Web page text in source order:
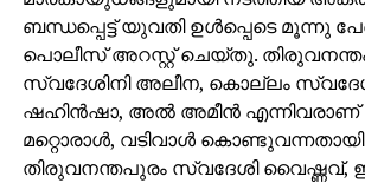
വിദേശകാര്യമന്ത്രി ആവശ്യപ്പെട്ടു.
മനുഷ്യാവകാശ പ്രശ്‌നങ്ങള്‍, യുദ്ധ
എന്നിവയില്‍ രാജ്യാന്തരതലത്തില്‍
നടപടികളെക്കുറിച്ച് സമഗ്ര
ഇക്കാര്യത്തില്‍ സമഗ്ര ചര്‍ച്ചകളും
ഇടപെടലുകളുമുണ്ടാകണം.
ബന്ധപ്പെട്ട് യുവതി ഉള്‍പ്പെടെ മൂന്നു
പൊലീസ് അറസ്റ്റ് ചെയ്തു.
സ്വദേശിനി അലീന, കൊല്ലം
ഷഹിന്‍ഷാ, അല്‍ അമീന്‍ എന്നിവരാണ്
മറ്റൊരാള്‍, വടിവാള്‍
തിരുവനന്തപുരം സ്വദേശി വൈഷ്ണവ്,